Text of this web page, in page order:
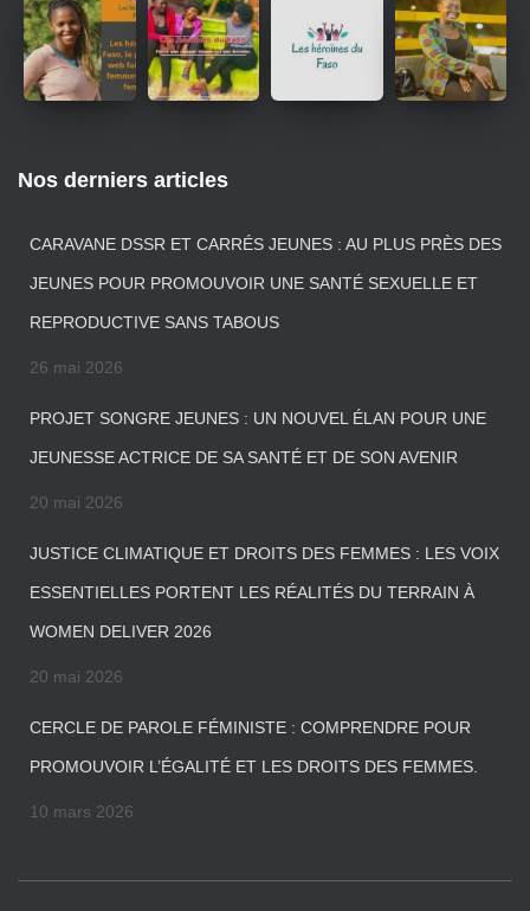
Nos derniers articles
CARAVANE DSSR ET CARRÉS JEUNES : AU PLUS PRÈS DES
JEUNES POUR PROMOUVOIR UNE SANTÉ SEXUELLE ET
REPRODUCTIVE SANS TABOUS
26 mai 2026
PROJET SONGRE JEUNES : UN NOUVEL ÉLAN POUR UNE
JEUNESSE ACTRICE DE SA SANTÉ ET DE SON AVENIR
20 mai 2026
JUSTICE CLIMATIQUE ET DROITS DES FEMMES : LES VOIX
ESSENTIELLES PORTENT LES RÉALITÉS DU TERRAIN À
WOMEN DELIVER 2026
20 mai 2026
CERCLE DE PAROLE FÉMINISTE : COMPRENDRE POUR
PROMOUVOIR L’ÉGALITÉ ET LES DROITS DES FEMMES.
10 mars 2026